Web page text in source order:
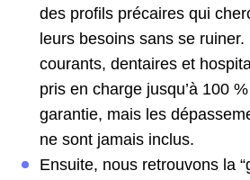
des profils précaires qui
leurs besoins sans se
courants, dentaires et
pris en charge jusqu’à 100
garantie, mais les
ne sont jamais inclus.
Ensuite, nous retrouvons la